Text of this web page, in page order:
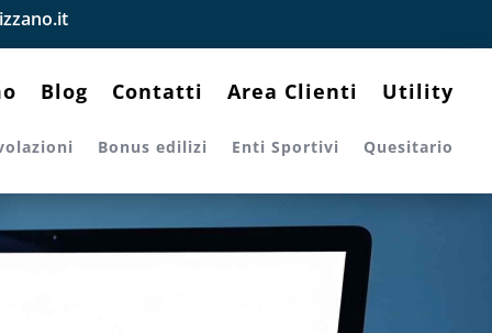
Blog Contatti Area Clienti Utility
Bonus edilizi Enti Sportivi Quesitario